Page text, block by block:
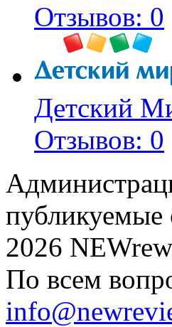
Отзывов: 0
Детский
Отзывов: 0
публикуемые
2026
По всем